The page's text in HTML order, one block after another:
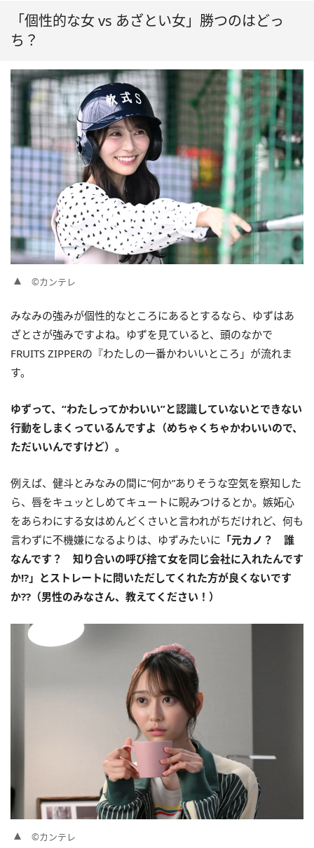
「個性的な女 vs あざとい女」勝つのはどっ
ち？
©カンテレ
みなみの強みが個性的なところにあるとするなら、ゆずはあ
ざとさが強みですよね。ゆずを見ていると、頭のなかで
FRUITS ZIPPERの『わたしの一番かわいいところ」が流れま
す。
ゆずって、“わたしってかわいい”と認識していないとできない
行動をしまくっているんですよ（めちゃくちゃかわいいので、
ただいいんですけど）。
例えば、健斗とみなみの間に“何か”ありそうな空気を察知した
ら、唇をキュッとしめてキュートに睨みつけるとか。嫉妬心
をあらわにする女はめんどくさいと言われがちだけれど、何も
言わずに不機嫌になるよりは、ゆずみたいに 「元カノ？ 誰
なんです？ 知り合いの呼び捨て女を同じ会社に入れたんです
か!?」とストレートに問いただしてくれた方が良くないです
か??（男性のみなさん、教えてください！）
©カンテレ